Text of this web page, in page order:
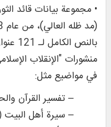
• مجموعة بيانات قائد
منشورات "الإنقلاب
في مواضيع مثل:
– تفسير القرآن
– سيرة أهل البيت